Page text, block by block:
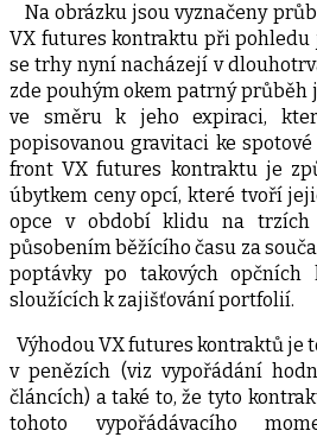
Na obrázku jsou vyznačeny
VX futures kontraktu při pohledu
se trhy nyní nacházejí v
zde pouhým okem patrný
ve směru k jeho expiraci,
popisovanou gravitaci ke
front VX futures kontraktu je
úbytkem ceny opcí, které tvoří
opce v období klidu na trzích
působením běžícího času za
poptávky po takových opčních
sloužících k zajišťování portfolií.
Výhodou VX futures kontraktů je
v penězích (viz vypořádání
článcích) a také to, že tyto
tohoto vypořádávacího